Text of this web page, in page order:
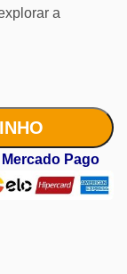
a
Mercado Pago